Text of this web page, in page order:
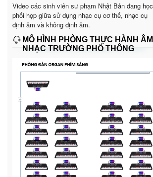
Video các sinh viên sư phạm Nhật Bản đang học
phối hợp giữa sử dụng nhạc cụ cơ thể, nhạc cụ
định âm và không định âm.
MÔ HÌNH PHÒNG THỰC HÀNH ÂM
NHẠC TRƯỜNG PHỔ THÔNG